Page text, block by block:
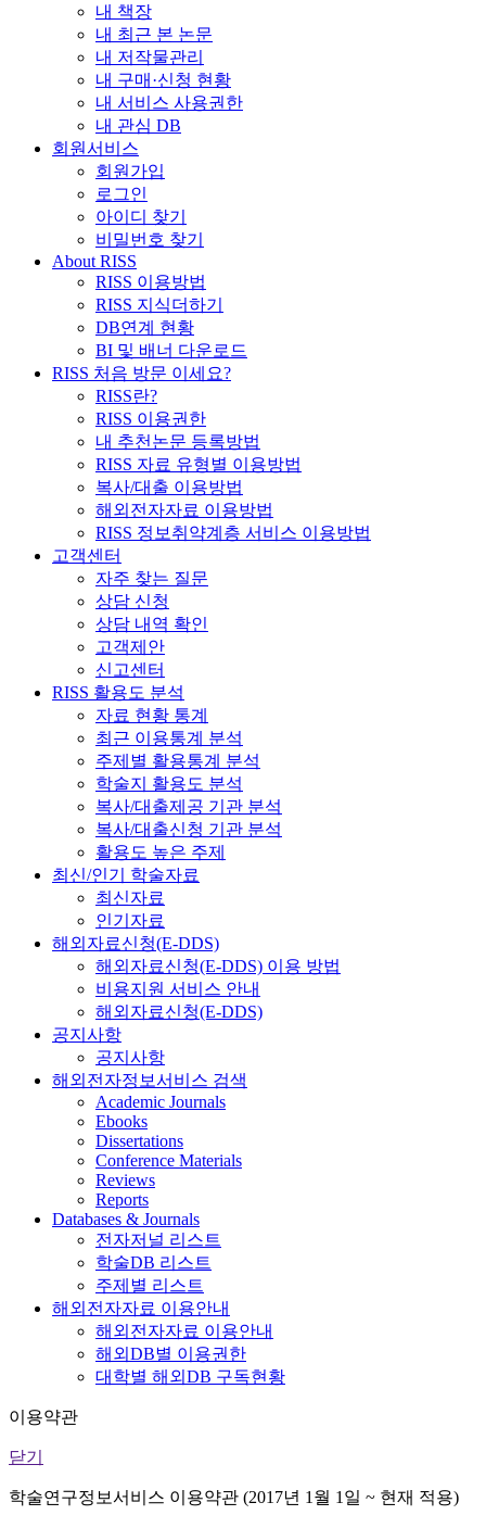
내 책장
내 최근 본 논문
내 저작물관리
내 구매·신청 현황
내 서비스 사용권한
내 관심 DB
회원서비스
회원가입
로그인
아이디 찾기
비밀번호 찾기
About RISS
RISS 이용방법
RISS 지식더하기
DB연계 현황
BI 및 배너 다운로드
RISS 처음 방문 이세요?
RISS란?
RISS 이용권한
내 추천논문 등록방법
RISS 자료 유형별 이용방법
복사/대출 이용방법
해외전자자료 이용방법
RISS 정보취약계층 서비스 이용방법
고객센터
자주 찾는 질문
상담 신청
상담 내역 확인
고객제안
신고센터
RISS 활용도 분석
자료 현황 통계
최근 이용통계 분석
주제별 활용통계 분석
학술지 활용도 분석
복사/대출제공 기관 분석
복사/대출신청 기관 분석
활용도 높은 주제
최신/인기 학술자료
최신자료
인기자료
해외자료신청(E-DDS)
해외자료신청(E-DDS) 이용 방법
비용지원 서비스 안내
해외자료신청(E-DDS)
공지사항
공지사항
해외전자정보서비스 검색
Academic Journals
Ebooks
Dissertations
Conference Materials
Reviews
Reports
Databases & Journals
전자저널 리스트
학술DB 리스트
주제별 리스트
해외전자자료 이용안내
해외전자자료 이용안내
해외DB별 이용권한
대학별 해외DB 구독현황
이용약관
닫기
학술연구정보서비스 이용약관 (2017년 1월 1일 ~ 현재 적용)